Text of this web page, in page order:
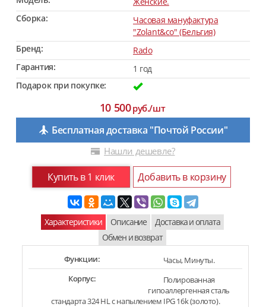
Сборка:
Часовая мануфактура
"Zolant&co" (Бельгия)
Бренд:
Rado
Гарантия:
1 год
Подарок при покупке:
10 500руб./шт
Бесплатная доставка "Почтой России"
Нашли дешевле?
Купить в 1 клик Добавить в корзину
Характеристики Описание
Доставка и оплата
Обмен и возврат
Функции:
Часы, Минуты.
Корпус:
Полированная
гипоаллергенная сталь
стандарта 324 HL с напылением IPG 16k (золото).